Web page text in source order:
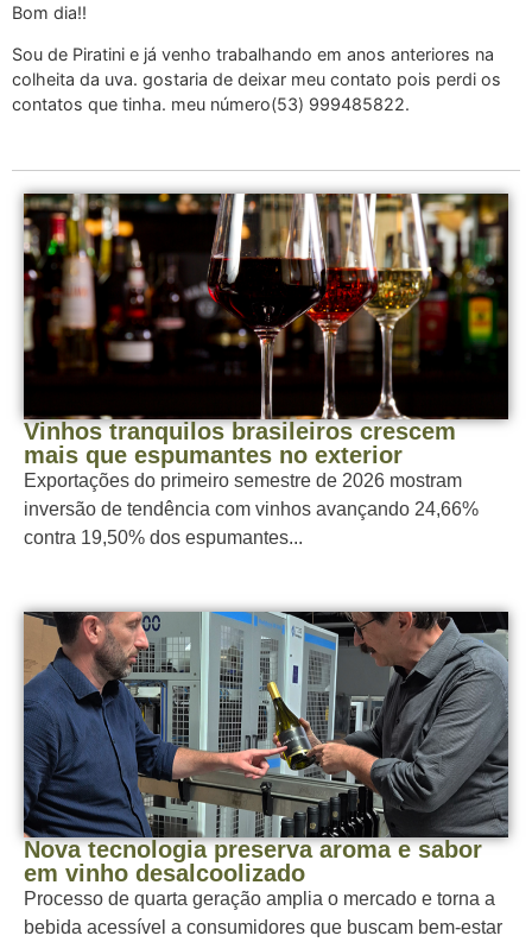
Bom dia!!
Sou de Piratini e já venho trabalhando em anos anteriores na
colheita da uva. gostaria de deixar meu contato pois perdi os
contatos que tinha. meu número(53) 999485822.
Vinhos tranquilos brasileiros crescem
mais que espumantes no exterior
Exportações do primeiro semestre de 2026 mostram
inversão de tendência com vinhos avançando 24,66%
contra 19,50% dos espumantes...
Nova tecnologia preserva aroma e sabor
em vinho desalcoolizado
Processo de quarta geração amplia o mercado e torna a
bebida acessível a consumidores que buscam bem-estar